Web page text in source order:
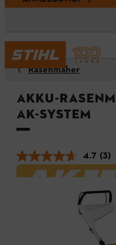
Rasenmäher
Akku-
AK-System
4.7 (3)